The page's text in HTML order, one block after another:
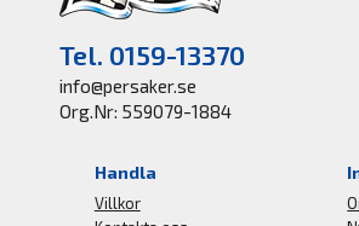
Tel. 0159-13370
info@persaker.se
Org.Nr: 559079-1884
Handla
Villkor